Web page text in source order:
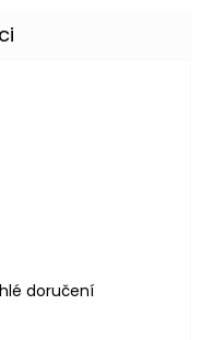
je 5 z 5 hvězdiček.
je 5 z 5 hvězdiček.
doručení